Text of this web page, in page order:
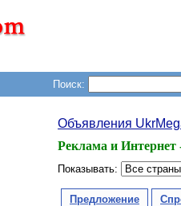
Поиск:
Объявления
Реклама и Интернет
Показывать:
Предложение